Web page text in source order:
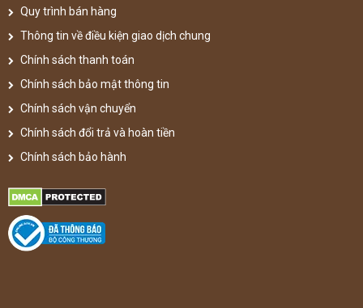
Quy trình bán hàng
Thông tin về điều kiện giao dịch chung
Chính sách thanh toán
Chính sách bảo mật thông tin
Chính sách vận chuyển
Chính sách đổi trả và hoàn tiền
Chính sách bảo hành